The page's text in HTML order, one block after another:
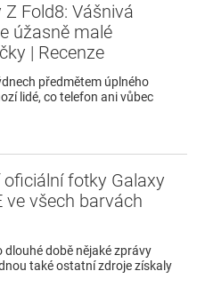
Z Fold8: Vášnivá
úžasně malé
| Recenze
předmětem úplného
lidé, co telefon ani vůbec
oficiální fotky Galaxy
ve všech barvách
době nějaké zprávy
také ostatní zdroje získaly